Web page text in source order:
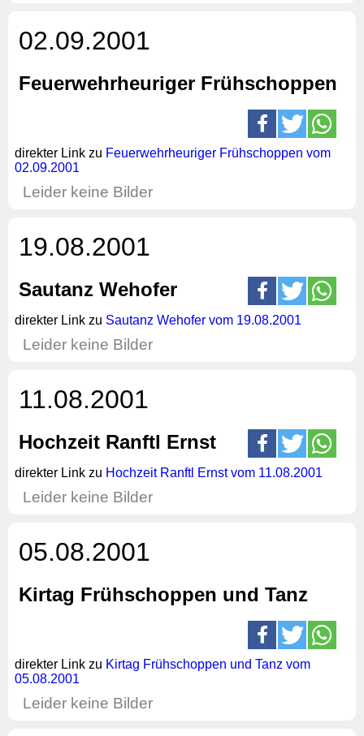
02.09.2001
Feuerwehrheuriger Frühschoppen
direkter Link zu Feuerwehrheuriger Frühschoppen vom
02.09.2001
Leider keine Bilder
19.08.2001
Sautanz Wehofer
direkter Link zu Sautanz Wehofer vom 19.08.2001
Leider keine Bilder
11.08.2001
Hochzeit Ranftl Ernst
direkter Link zu Hochzeit Ranftl Ernst vom 11.08.2001
Leider keine Bilder
05.08.2001
Kirtag Frühschoppen und Tanz
direkter Link zu Kirtag Frühschoppen und Tanz vom
05.08.2001
Leider keine Bilder